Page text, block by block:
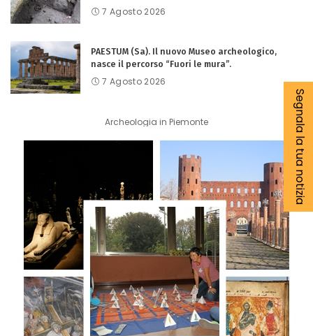
7 Agosto 2026
PAESTUM (Sa). Il nuovo Museo archeologico,
nasce il percorso “Fuori le mura”.
7 Agosto 2026
Archeologia in Piemonte Segnala la tua notizia